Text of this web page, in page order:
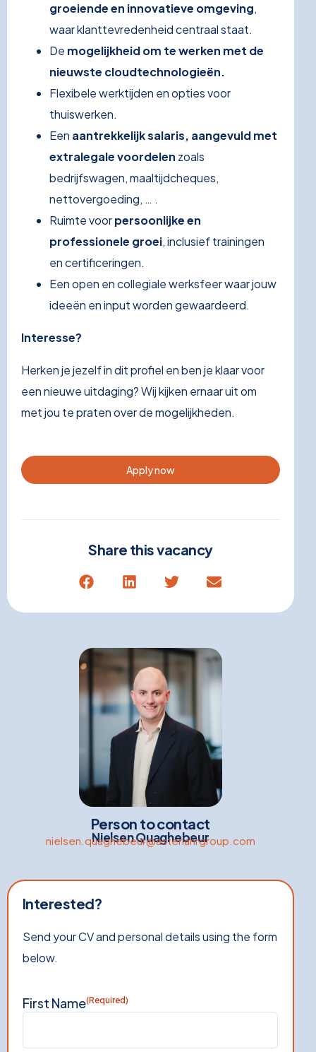
groeiende en innovatieve omgeving,
waar klanttevredenheid centraal staat.
De mogelijkheid om te werken met de
nieuwste cloudtechnologieën.
Flexibele werktijden en opties voor
thuiswerken.
Een aantrekkelijk salaris, aangevuld met
extralegale voordelen zoals
bedrijfswagen, maaltijdcheques,
nettovergoeding, … .
Ruimte voorpersoonlijke en
professionele groei, inclusief trainingen
en certificeringen.
Een open en collegiale werksfeer waar jouw
ideeën en input worden gewaardeerd.
Interesse?
Herken je jezelf in dit profiel en ben je klaar voor
een nieuwe uitdaging? Wij kijken ernaar uit om
met jou te praten over de mogelijkheden.
Apply now
Share this vacancy
Person to contact
Nielsen Quaghebeur
nielsen.quaghebeur@asteriahrgroup.com
Interested?
Send your CV and personal details using the form
below.
First Name(Required)